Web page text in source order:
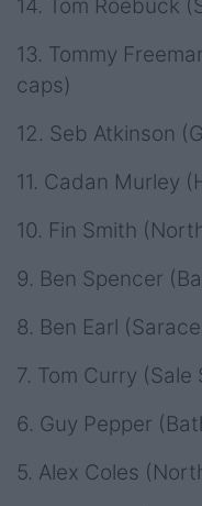
14. Tom Roebuck
13. Tommy
caps)
12. Seb Atkinson
11. Cadan Murley
10. Fin Smith
9. Ben Spencer
8. Ben Earl
7. Tom Curry
6. Guy Pepper
5. Alex Coles